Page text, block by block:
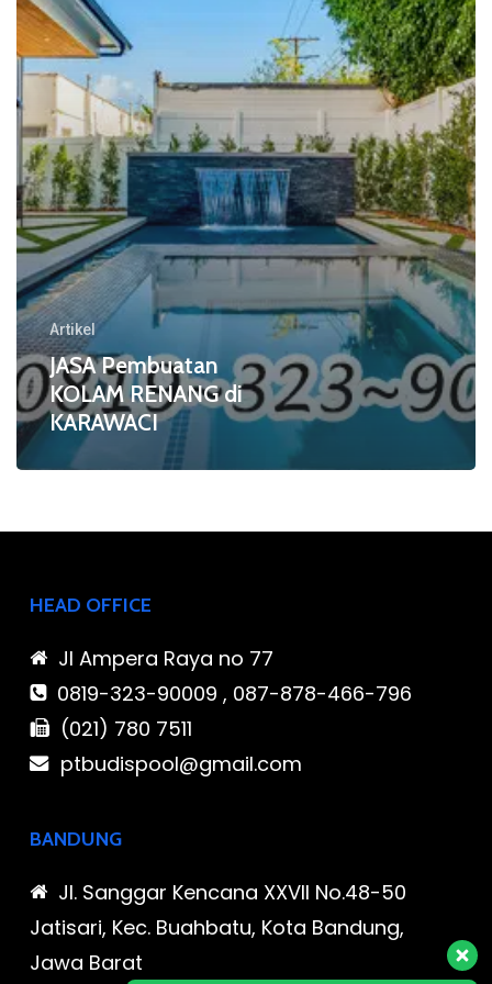
di
KARAWACI
Artikel
JASA Pembuatan
KOLAM RENANG di
KARAWACI
HEAD OFFICE
Jl Ampera Raya no 77
0819-323-90009 , 087-878-466-796
(021) 780 7511
ptbudispool@gmail.com
BANDUNG
Jl. Sanggar Kencana XXVII No.48-50
Jatisari, Kec. Buahbatu, Kota Bandung,
Jawa Barat